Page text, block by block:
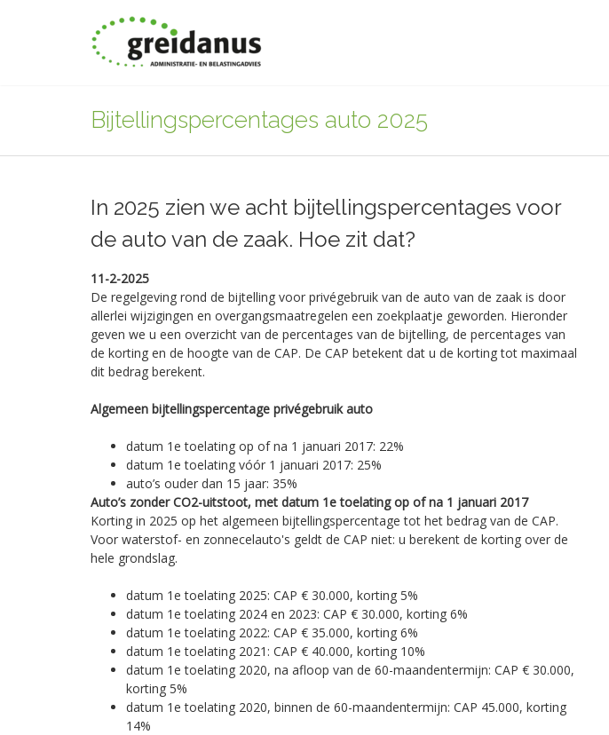
Bijtellingspercentages auto 2025
In 2025 zien we acht bijtellingspercentages voor
de auto van de zaak. Hoe zit dat?
11-2-2025
De regelgeving rond de bijtelling voor privégebruik van de auto van de zaak is door
allerlei wijzigingen en overgangsmaatregelen een zoekplaatje geworden. Hieronder
geven we u een overzicht van de percentages van de bijtelling, de percentages van
de korting en de hoogte van de CAP. De CAP betekent dat u de korting tot maximaal
dit bedrag berekent.
Algemeen bijtellingspercentage privégebruik auto
datum 1e toelating op of na 1 januari 2017: 22%
datum 1e toelating vóór 1 januari 2017: 25%
auto’s ouder dan 15 jaar: 35%
Auto’s zonder CO2-uitstoot, met datum 1e toelating op of na 1 januari 2017
Korting in 2025 op het algemeen bijtellingspercentage tot het bedrag van de CAP.
Voor waterstof- en zonnecelauto's geldt de CAP niet: u berekent de korting over de
hele grondslag.
datum 1e toelating 2025: CAP € 30.000, korting 5%
datum 1e toelating 2024 en 2023: CAP € 30.000, korting 6%
datum 1e toelating 2022: CAP € 35.000, korting 6%
datum 1e toelating 2021: CAP € 40.000, korting 10%
datum 1e toelating 2020, na afloop van de 60-maandentermijn: CAP € 30.000,
korting 5%
datum 1e toelating 2020, binnen de 60-maandentermijn: CAP 45.000, korting
14%